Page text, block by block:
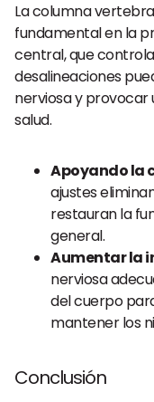
La columna
fundamental en la
central, que
desalineaciones
nerviosa y
salud.
Apoyando la
ajustes
restauran la
general.
Aumentar la
nerviosa
del cuerpo
mantener los
Conclusión